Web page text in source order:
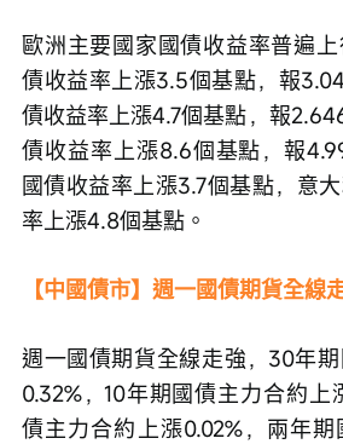
歐洲主要國家國債收益率普遍
債收益率上漲3.5個基點，報
債收益率上漲4.7個基點，報
債收益率上漲8.6個基點，報
國債收益率上漲3.7個基點，意
率上漲4.8個基點。
【中國債市】週一國債期貨全線
週一國債期貨全線走強，30年
0.32%，10年期國債主力合約上
債主力合約上漲0.02%，兩年